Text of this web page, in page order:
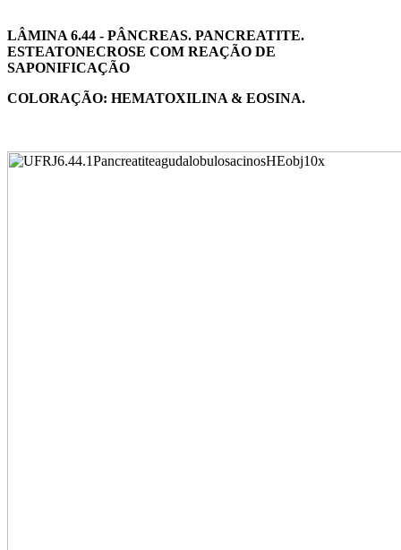
LÂMINA 6.44 - PÂNCREAS. PANCREATITE.
ESTEATONECROSE COM REAÇÃO DE
SAPONIFICAÇÃO
COLORAÇÃO: HEMATOXILINA & EOSINA.